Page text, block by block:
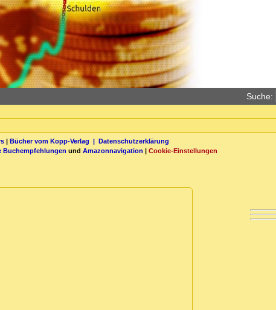
Suche:
| Bücher vom Kopp-Verlag | Datenschutzerklärung
Buchempfehlungen und Amazonnavigation | Cookie-Einstellungen